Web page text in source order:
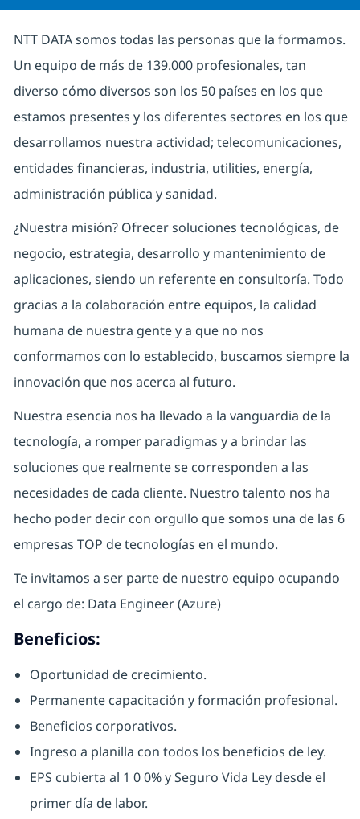
NTT DATA somos todas las personas que la formamos.
Un equipo de más de 139.000 profesionales, tan
diverso cómo diversos son los 50 países en los que
estamos presentes y los diferentes sectores en los que
desarrollamos nuestra actividad; telecomunicaciones,
entidades financieras, industria, utilities, energía,
administración pública y sanidad.
¿Nuestra misión? Ofrecer soluciones tecnológicas, de
negocio, estrategia, desarrollo y mantenimiento de
aplicaciones, siendo un referente en consultoría. Todo
gracias a la colaboración entre equipos, la calidad
humana de nuestra gente y a que no nos
conformamos con lo establecido, buscamos siempre la
innovación que nos acerca al futuro.
Nuestra esencia nos ha llevado a la vanguardia de la
tecnología, a romper paradigmas y a brindar las
soluciones que realmente se corresponden a las
necesidades de cada cliente. Nuestro talento nos ha
hecho poder decir con orgullo que somos una de las 6
empresas TOP de tecnologías en el mundo.
Te invitamos a ser parte de nuestro equipo ocupando
el cargo de: Data Engineer (Azure)
Beneficios:
Oportunidad de crecimiento.
Permanente capacitación y formación profesional.
Beneficios corporativos.
Ingreso a planilla con todos los beneficios de ley.
EPS cubierta al 1 0 0% y Seguro Vida Ley desde el
primer día de labor.